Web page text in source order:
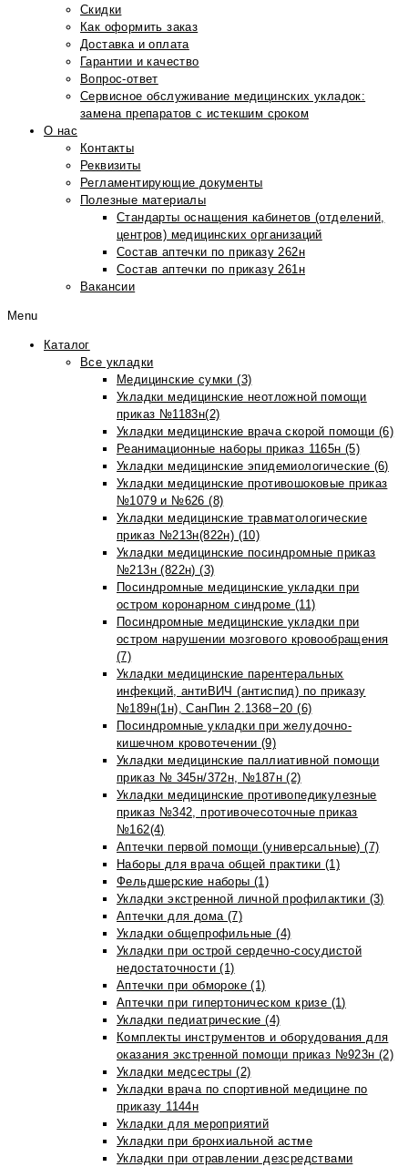
Скидки
Как оформить заказ
Доставка и оплата
Гарантии и качество
Вопрос-ответ
Сервисное обслуживание медицинских укладок:
замена препаратов с истекшим сроком
О нас
Контакты
Реквизиты
Регламентирующие документы
Полезные материалы
Стандарты оснащения кабинетов (отделений,
центров) медицинских организаций
Состав аптечки по приказу 262н
Состав аптечки по приказу 261н
Вакансии
Menu
Каталог
Все укладки
Медицинские сумки (3)
Укладки медицинские неотложной помощи
приказ №1183н(2)
Укладки медицинские врача скорой помощи (6)
Реанимационные наборы приказ 1165н (5)
Укладки медицинские эпидемиологические (6)
Укладки медицинские противошоковые приказ
№1079 и №626 (8)
Укладки медицинские травматологические
приказ №213н(822н) (10)
Укладки медицинские посиндромные приказ
№213н (822н) (3)
Посиндромные медицинские укладки при
остром коронарном синдроме (11)
Посиндромные медицинские укладки при
остром нарушении мозгового кровообращения
(7)
Укладки медицинские парентеральных
инфекций, антиВИЧ (антиспид) по приказу
№189н(1н), СанПин 2.1368−20 (6)
Посиндромные укладки при желудочно-
кишечном кровотечении (9)
Укладки медицинские паллиативной помощи
приказ № 345н/372н, №187н (2)
Укладки медицинские противопедикулезные
приказ №342, противочесоточные приказ
№162(4)
Аптечки первой помощи (универсальные) (7)
Наборы для врача общей практики (1)
Фельдшерские наборы (1)
Укладки экстренной личной профилактики (3)
Аптечки для дома (7)
Укладки общепрофильные (4)
Укладки при острой сердечно-сосудистой
недостаточности (1)
Аптечки при обмороке (1)
Аптечки при гипертоническом кризе (1)
Укладки педиатрические (4)
Комплекты инструментов и оборудования для
оказания экстренной помощи приказ №923н (2)
Укладки медсестры (2)
Укладки врача по спортивной медицине по
приказу 1144н
Укладки для мероприятий
Укладки при бронхиальной астме
Укладки при отравлении дезсредствами